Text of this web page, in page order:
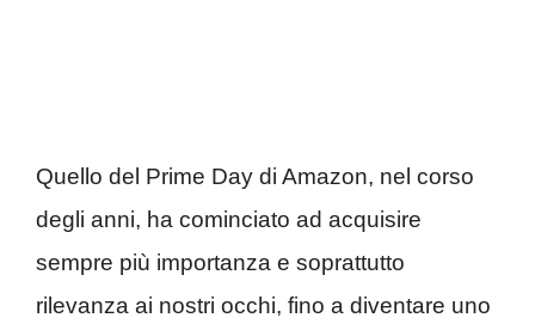
Quello del Prime Day di Amazon, nel corso
degli anni, ha cominciato ad acquisire
sempre più importanza e soprattutto
rilevanza ai nostri occhi, fino a diventare uno